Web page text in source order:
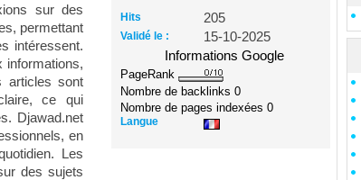
sur des
permettant
intéressent.
informations,
articles sont
ce qui
Djawad.net
en
Les
des sujets
Hits 205
Validé le :
15-10-2025
Informations Google
PageRank
Nombre de backlinks0
Nombre de pages indexées0
Langue